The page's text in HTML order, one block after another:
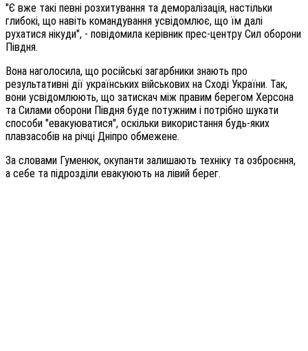
"Є вже такі певні розхитування та деморалізація, настільки
глибокі, що навіть командування усвідомлює, що їм далі
рухатися нікуди", - повідомила керівник прес-центру Сил оборони
Півдня.
Вона наголосила, що російські загарбники знають про
результативні дії українських військових на Сході України. Так,
вони усвідомлюють, що затискач між правим берегом Херсона
та Силами оборони Півдня буде потужним і потрібно шукати
способи "евакуюватися", оскільки використання будь-яких
плавзасобів на річці Дніпро обмежене.
За словами Гуменюк, окупанти залишають техніку та озброєння,
а себе та підрозділи евакуюють на лівий берег.